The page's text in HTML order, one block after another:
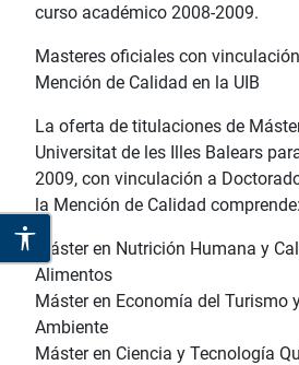
curso académico 2008-2009.
Masteres oficiales con
Mención de Calidad en la UIB
La oferta de titulaciones de
Universitat de les Illes Balears
2009, con vinculación a
la Mención de Calidad comprende:
Máster en Nutrición Humana y
Alimentos
Máster en Economía del Turismo
Ambiente
Máster en Ciencia y Tecnología